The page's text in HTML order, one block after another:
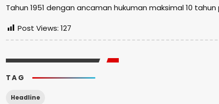
Tahun 1951 dengan ancaman hukuman maksimal 10
Post Views: 127
TAG
Headline